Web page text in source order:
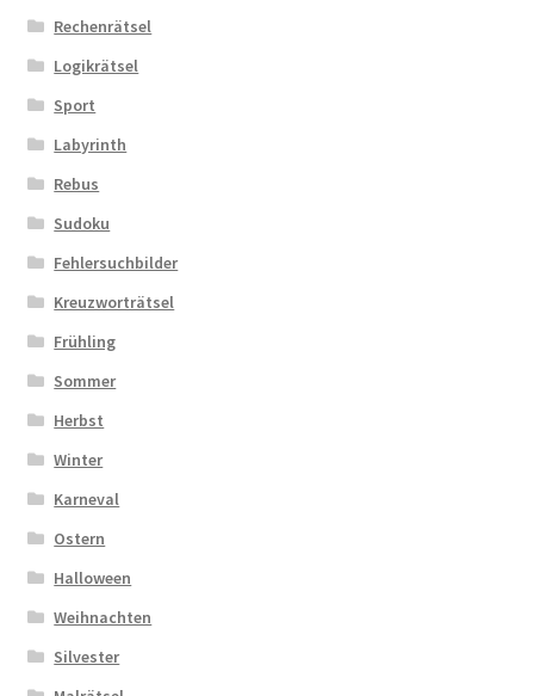
Rechenrätsel
Logikrätsel
Sport
Labyrinth
Rebus
Sudoku
Fehlersuchbilder
Kreuzworträtsel
Frühling
Sommer
Herbst
Winter
Karneval
Ostern
Halloween
Weihnachten
Silvester